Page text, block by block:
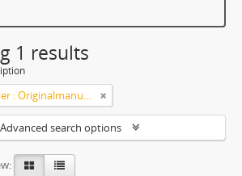
1 results
Axel Lundegård: Dikter : Originalmanuskript
Advanced search options